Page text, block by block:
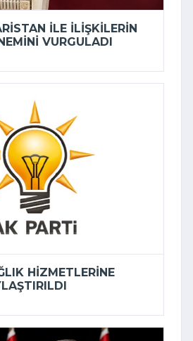
ILE ILIŞKILERIN
VURGULADI
HIZMETLERINE